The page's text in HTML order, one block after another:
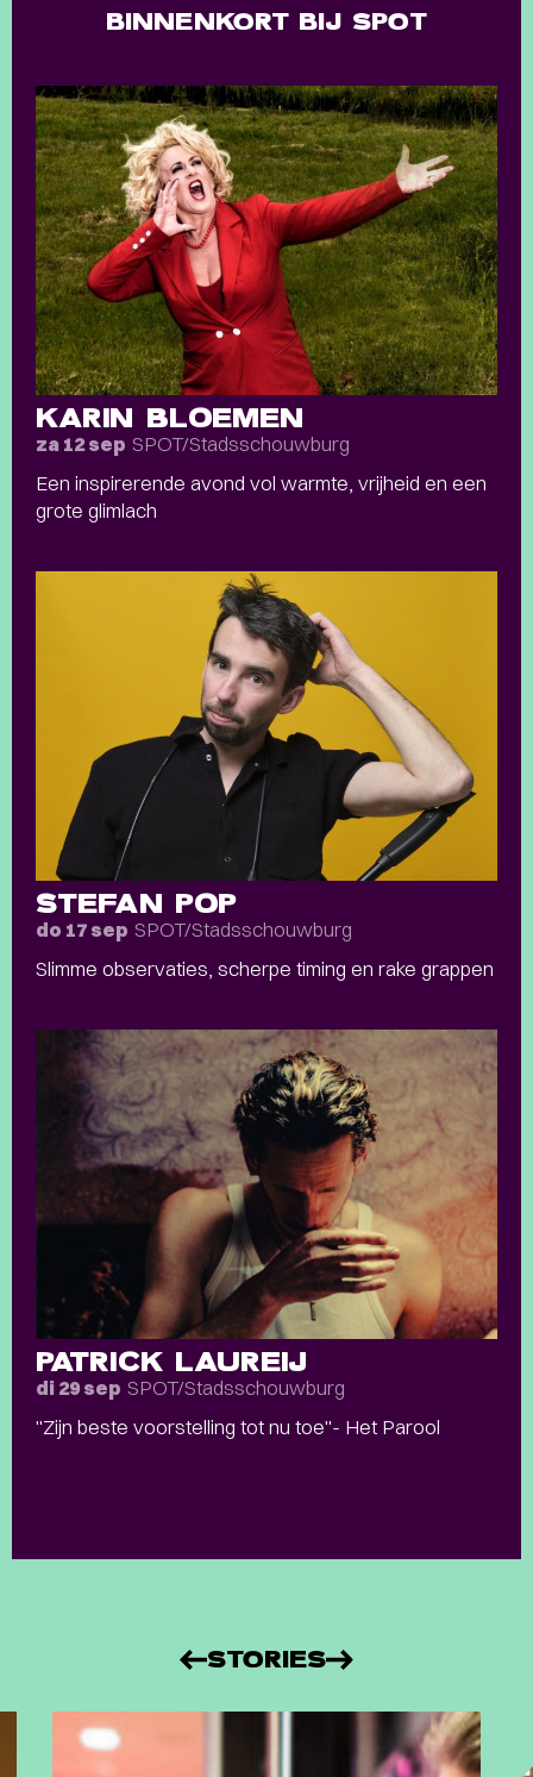
BINNENKORT BIJ SPOT
KARIN BLOEMEN
za 12 sep SPOT/Stadsschouwburg
Een inspirerende avond vol warmte, vrijheid en een
grote glimlach
STEFAN POP
do 17 sep SPOT/Stadsschouwburg
Slimme observaties, scherpe timing en rake grappen
PATRICK LAUREIJ
di 29 sep SPOT/Stadsschouwburg
"Zijn beste voorstelling tot nu toe"- Het Parool
STORIES